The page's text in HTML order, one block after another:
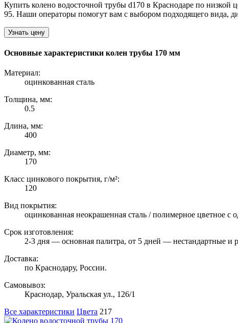
Купить колено водосточной трубы d170 в Краснодаре по низкой
95. Наши операторы помогут вам с выбором подходящего вида,
Узнать цену
Основные характеристики колен трубы 170 мм
Материал:
оцинкованная сталь
Толщина, мм:
0.5
Длина, мм:
400
Диаметр, мм:
170
Класс цинкового покрытия, г/м²:
120
Вид покрытия:
оцинкованная неокрашенная сталь / полимерное цветное с
Срок изготовления:
2-3 дня — основная палитра, от 5 дней — нестандартные и
Доставка:
по Краснодару, России.
Самовывоз:
Краснодар, Уральская ул., 126/1
Все характеристики Цвета 217